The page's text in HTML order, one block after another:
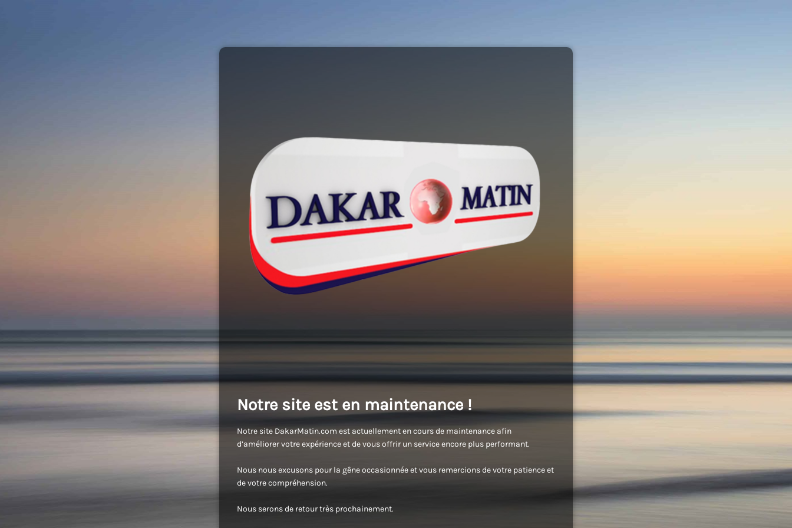
Notre site est en maintenance !
Notre site DakarMatin.com est actuellement en cours de maintenance afin
d’améliorer votre expérience et de vous offrir un service encore plus performant.
Nous nous excusons pour la gêne occasionnée et vous remercions de votre patience et
de votre compréhension.
Nous serons de retour très prochainement.